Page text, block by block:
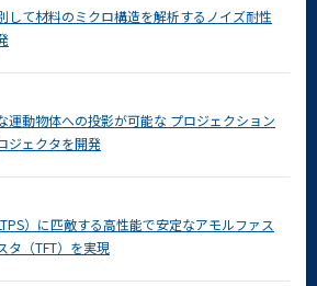
して材料のミクロ構造を解析するノイズ耐性
運動物体への投影が可能な プロジェクション
ジェクタを開発
）に匹敵する高性能で安定なアモルファス
タ（TFT）を実現